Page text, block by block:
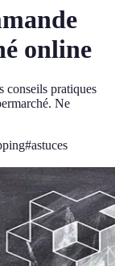
online
conseils pratiques
Ne
#astuces